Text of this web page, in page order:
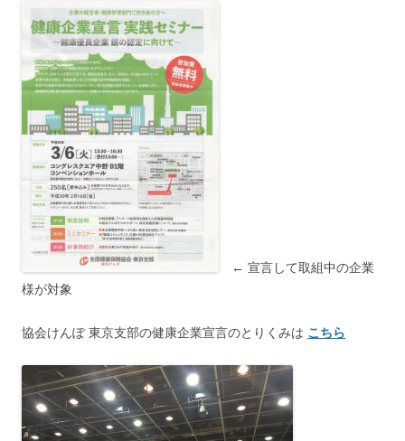
← 宣言して取組中の企業
様が対象
協会けんぽ 東京支部の健康企業宣言のとりくみは こちら